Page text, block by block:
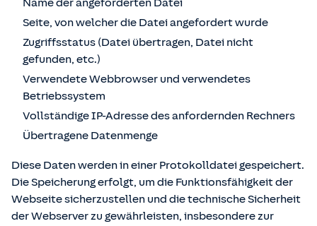
Name der angeforderten Datei
Seite, von welcher die Datei angefordert wurde
Zugriffsstatus (Datei übertragen, Datei nicht
gefunden, etc.)
Verwendete Webbrowser und verwendetes
Betriebssystem
Vollständige IP-Adresse des anfordernden Rechners
Übertragene Datenmenge
Diese Daten werden in einer Protokolldatei gespeichert.
Die Speicherung erfolgt, um die Funktionsfähigkeit der
Webseite sicherzustellen und die technische Sicherheit
der Webserver zu gewährleisten, insbesondere zur